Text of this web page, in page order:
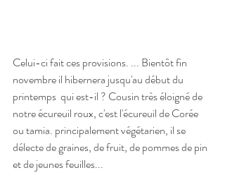
Celui-ci fait ces provisions. ... Bientôt fin
novembre il hibernera jusqu'au début du
printemps  qui est-il ? Cousin très éloigné de
notre écureuil roux, c'est l'écureuil de Corée
ou tamia. principalement végétarien, il se
délecte de graines, de fruit, de pommes de pin
et de jeunes feuilles...